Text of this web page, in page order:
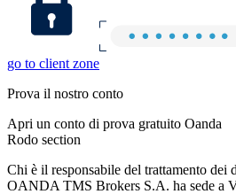
go to client zone
Prova il nostro conto
Apri un conto di prova gratuito Oanda
Rodo section
Chi è il responsabile del trattamento dei
OANDA TMS Brokers S.A. ha sede a